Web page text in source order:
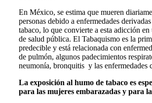
En México, se estima que mueren
personas debido a enfermedades
tabaco, lo que convierte a esta adicción
de salud pública. El Tabaquismo es la
predecible y está relacionada con
de pulmón, algunos padecimientos
neumonía, bronquitis y las enfermedades
La exposición al humo de tabaco es
para las mujeres embarazadas y para